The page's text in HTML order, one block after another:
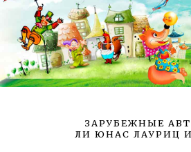
ЗАРУБЕЖНЫЕ
ЛИ ЮНАС ЛАУРИЦ